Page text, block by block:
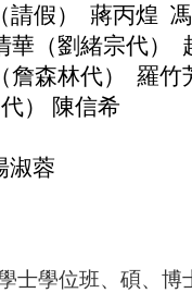
假） 蔣丙煌 馮
華（劉緒宗代）
詹森林代） 羅竹
） 陳信希
淑蓉
士學位班、碩、